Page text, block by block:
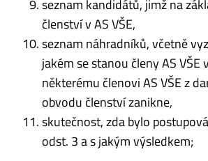
seznam kandidátů, jimž na
členství v AS VŠE,
seznam náhradníků, včetně
jakém se stanou členy AS VŠE
některému členovi AS VŠE z
obvodu členství zanikne,
skutečnost, zda bylo
odst. 3 a s jakým výsledkem;